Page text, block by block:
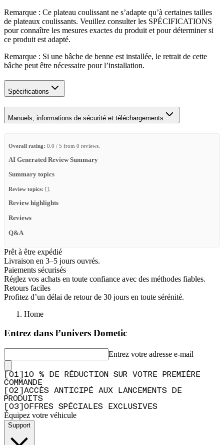
Remarque : Ce plateau coulissant ne s’adapte qu’à certaines tailles
de plateaux coulissants. Veuillez consulter les SPÉCIFICATIONS
pour connaître les mesures exactes du produit et pour déterminer si
ce produit est adapté.
Remarque : Si une bâche de benne est installée, le retrait de cette
bâche peut être nécessaire pour l’installation.
Spécifications
Manuels, informations de sécurité et téléchargements
Overall rating: 0.0 / 5 from 0 reviews.
AI Generated Review Summary
Summary topics
Review topics: [].
Review highlights
Reviews
Q&A
Prêt à être expédié
Livraison en 3–5 jours ouvrés.
Paiements sécurisés
Réglez vos achats en toute confiance avec des méthodes fiables.
Retours faciles
Profitez d’un délai de retour de 30 jours en toute sérénité.
Home
Entrez dans l’univers Dometic
Entrez votre adresse e-mail
01
10 % DE RÉDUCTION SUR VOTRE PREMIÈRE
COMMANDE
02
ACCÈS ANTICIPÉ AUX LANCEMENTS DE
PRODUITS
03 OFFRES SPÉCIALES EXCLUSIVES
Équipez votre véhicule
Support